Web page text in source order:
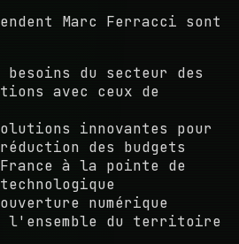
Marc Ferracci sont
du secteur des
avec ceux de
innovantes pour
des budgets
à la pointe de
numérique
l'ensemble du territoire